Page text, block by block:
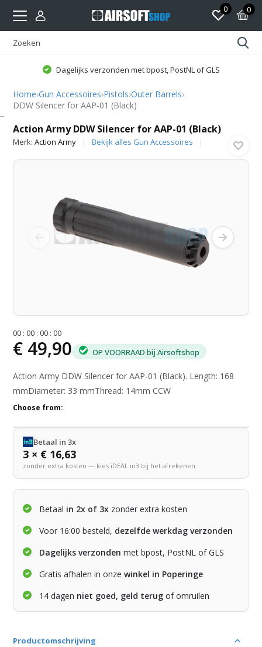
0 0
Dagelijks verzonden met bpost, PostNL of GLS
Home›Gun Accessoires›Pistols›Outer Barrels›
DDW Silencer for AAP-01 (Black)
Action Army DDW Silencer for AAP-01 (Black)
Merk:Action Army Bekijk alles Gun Accessoires
00 :00 :00 :00
€ 49,90 OP VOORRAAD bij Airsoftshop
Action Army DDW Silencer for AAP-01 (Black). Length: 168
mmDiameter: 33 mmThread: 14mm CCW
Choose from:
Betaal in 3x
3 × € 16,63
zonder extra kosten — kies iDEAL in3 bij het afrekenen
Betaal in 2x of 3x zonder extra kosten
Voor 16:00 besteld, dezelfde werkdag verzonden
Dagelijks verzonden met bpost, PostNL of GLS
Gratis afhalen in onzewinkel in Poperinge
14 dagen niet goed, geld terug of omruilen
Productomschrijving